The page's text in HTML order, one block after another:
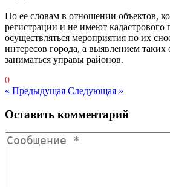
По ее словам в отношении объектов,
регистрации и не имеют кадастрового
осуществляться мероприятия по их
интересов города, а выявлением таких
заниматься управы районов.
0
« Предыдущая Следующая »
Оставить комментарий